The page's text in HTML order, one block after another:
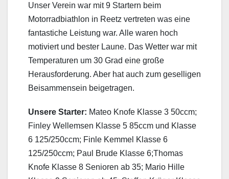
Unser Verein war mit 9 Startern beim
Motorradbiathlon in Reetz vertreten was eine
fantastiche Leistung war. Alle waren hoch
motiviert und bester Laune. Das Wetter war mit
Temperaturen um 30 Grad eine große
Herausforderung. Aber hat auch zum geselligen
Beisammensein beigetragen.
Unsere Starter: Mateo Knofe Klasse 3 50ccm;
Finley Wellemsen Klasse 5 85ccm und Klasse
6 125/250ccm; Finle Kemmel Klasse 6
125/250ccm; Paul Brude Klasse 6;Thomas
Knofe Klasse 8 Senioren ab 35; Mario Hille